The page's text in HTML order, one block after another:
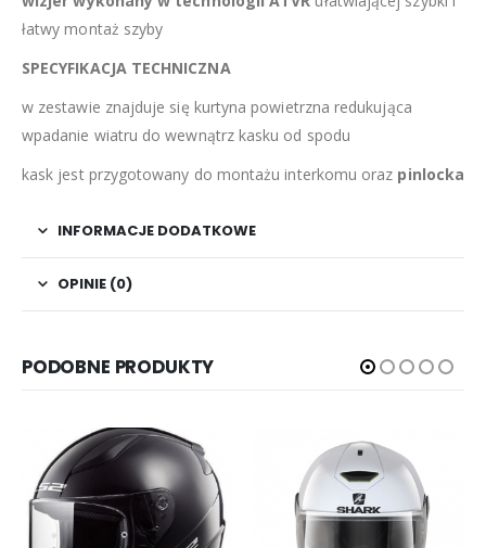
łatwy montaż szyby
SPECYFIKACJA TECHNICZNA
w zestawie znajduje się kurtyna powietrzna redukująca
wpadanie wiatru do wewnątrz kasku od spodu
kask jest przygotowany do montażu interkomu oraz pinlocka
INFORMACJE DODATKOWE
OPINIE (0)
PODOBNE PRODUKTY